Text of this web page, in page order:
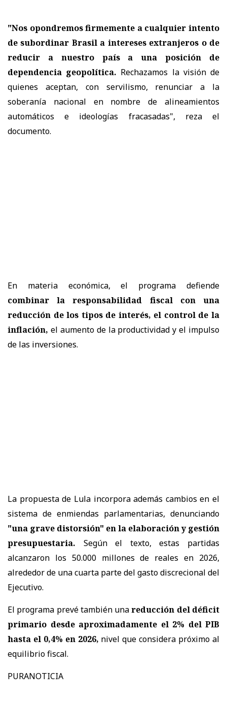
"Nos opondremos firmemente a cualquier intento
de subordinar Brasil a intereses extranjeros o de
reducir a nuestro país a una posición de
dependencia geopolítica. Rechazamos la visión de
quienes aceptan, con servilismo, renunciar a la
soberanía nacional en nombre de alineamientos
automáticos e ideologías fracasadas", reza el
documento.
En materia económica, el programa defiende
combinar la responsabilidad fiscal con una
reducción de los tipos de interés, el control de la
inflación, el aumento de la productividad y el impulso
de las inversiones.
La propuesta de Lula incorpora además cambios en el
sistema de enmiendas parlamentarias, denunciando
"una grave distorsión" en la elaboración y gestión
presupuestaria. Según el texto, estas partidas
alcanzaron los 50.000 millones de reales en 2026,
alrededor de una cuarta parte del gasto discrecional del
Ejecutivo.
El programa prevé también unareducción del déficit
primario desde aproximadamente el 2% del PIB
hasta el 0,4% en 2026, nivel que considera próximo al
equilibrio fiscal.
PURANOTICIA